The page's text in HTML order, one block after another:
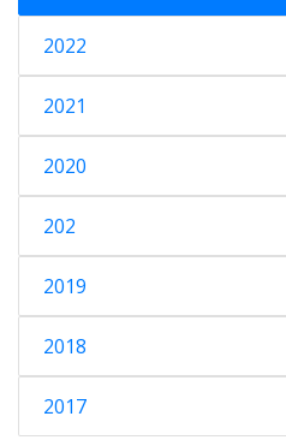
2022
2021
2020
202
2019
2018
2017